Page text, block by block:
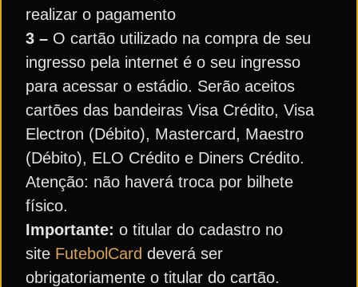
realizar o pagamento
3 – O cartão utilizado na compra de seu
ingresso pela internet é o seu ingresso
para acessar o estádio. Serão aceitos
cartões das bandeiras Visa Crédito, Visa
Electron (Débito), Mastercard, Maestro
(Débito), ELO Crédito e Diners Crédito.
Atenção: não haverá troca por bilhete
físico.
Importante: o titular do cadastro no
site FutebolCard deverá ser
obrigatoriamente o titular do cartão.